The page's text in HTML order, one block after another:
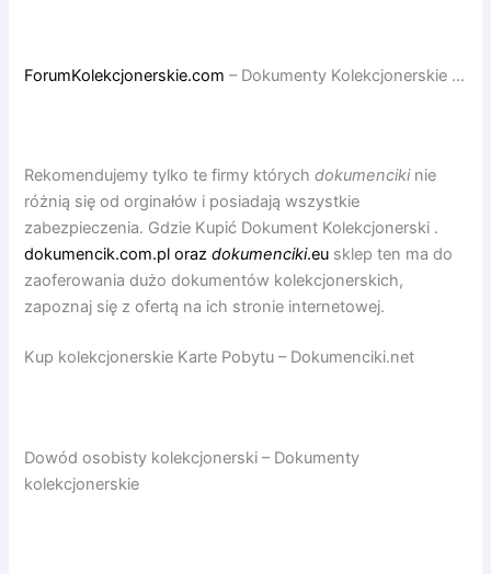
ForumKolekcjonerskie.com – Dokumenty Kolekcjonerskie …
Rekomendujemy tylko te firmy którychdokumencikinie
różnią się od orginałów i posiadają wszystkie
zabezpieczenia. Gdzie Kupić Dokument Kolekcjonerski .
dokumencik.com.pl orazdokumenciki.eu sklep ten ma do
zaoferowania dużo dokumentów kolekcjonerskich,
zapoznaj się z ofertą na ich stronie internetowej.
Kup kolekcjonerskie Karte Pobytu – Dokumenciki.net
Dowód osobisty kolekcjonerski – Dokumenty
kolekcjonerskie